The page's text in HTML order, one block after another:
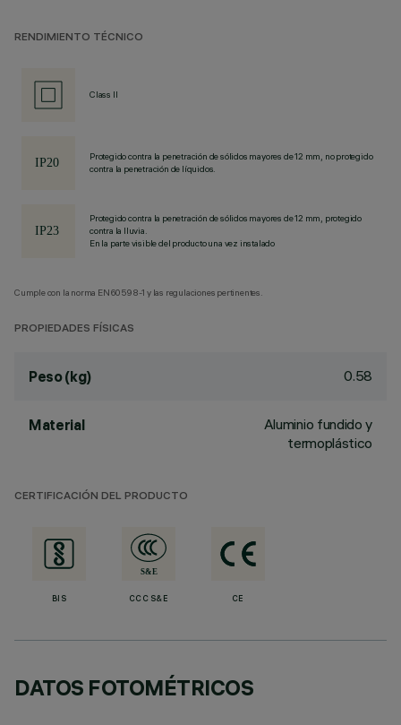
RENDIMIENTO TÉCNICO
Class II
Protegido contra la penetración de sólidos mayores de 12 mm, no protegido
contra la penetración de líquidos.
Protegido contra la penetración de sólidos mayores de 12 mm, protegido
contra la lluvia.
En la parte visible del producto una vez instalado
Cumple con la norma EN60598-1 y las regulaciones pertinentes.
PROPIEDADES FÍSICAS
Peso (kg) 0.58
Material
Aluminio fundido y
termoplástico
CERTIFICACIÓN DEL PRODUCTO
BIS CCC S&E CE
DATOS FOTOMÉTRICOS